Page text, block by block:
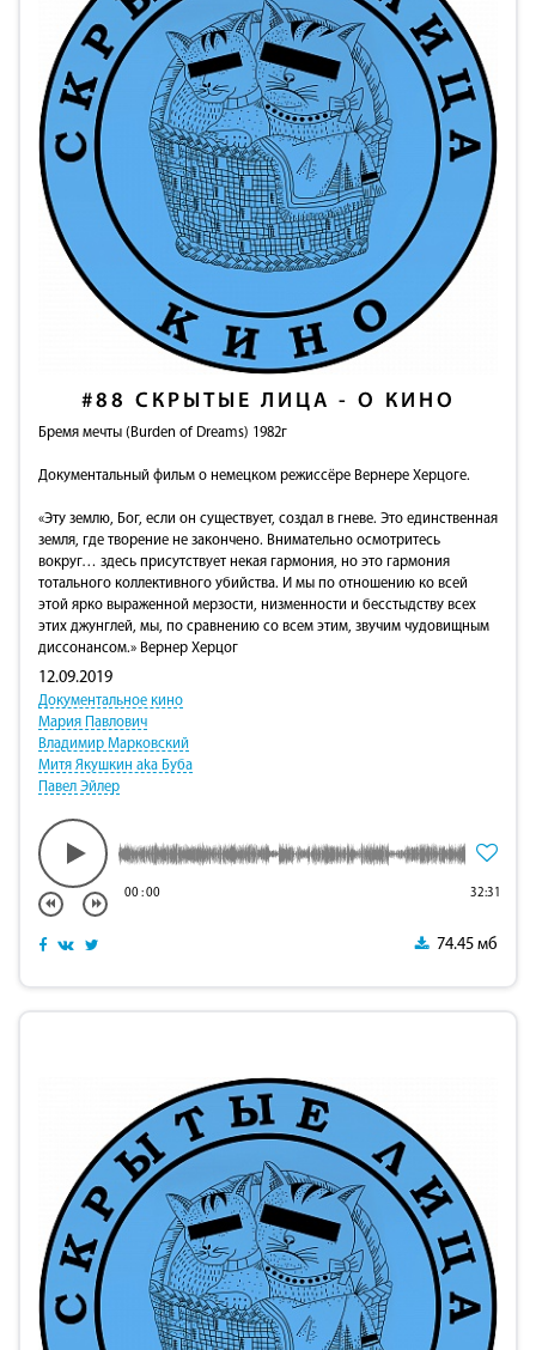
#88 СКРЫТЫЕ ЛИЦА - О КИНО
Бремя мечты (Burden of Dreams) 1982г
Документальный фильм о немецком режиссёре Вернере Херцоге.
«Эту землю, Бог, если он существует, создал в гневе. Это единственная
земля, где творение не закончено. Внимательно осмотритесь
вокруг… здесь присутствует некая гармония, но это гармония
тотального коллективного убийства. И мы по отношению ко всей
этой ярко выраженной мерзости, низменности и бесстыдству всех
этих джунглей, мы, по сравнению со всем этим, звучим чудовищным
диссонансом.» Вернер Херцог
12.09.2019
Документальное кино
Мария Павлович
Владимир Марковский
Митя Якушкин aka Буба
Павел Эйлер
00:00 32:31
74.45 мб